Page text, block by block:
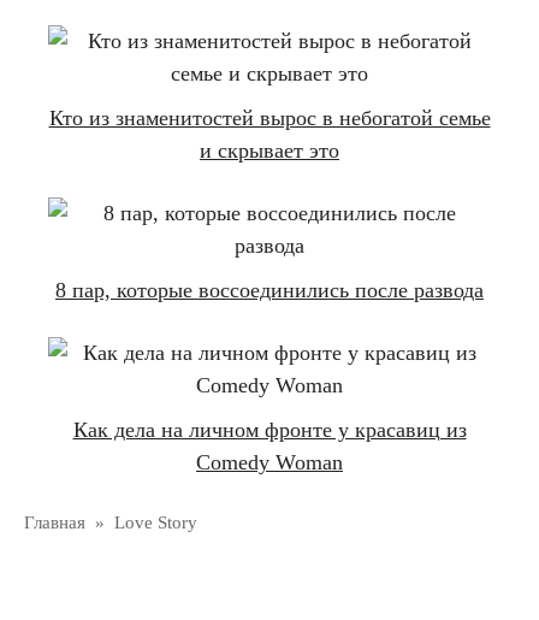
Кто из знаменитостей вырос в небогатой семье
и скрывает это
8 пар, которые воссоединились после развода
Как дела на личном фронте у красавиц из
Comedy Woman
Главная » Love Story